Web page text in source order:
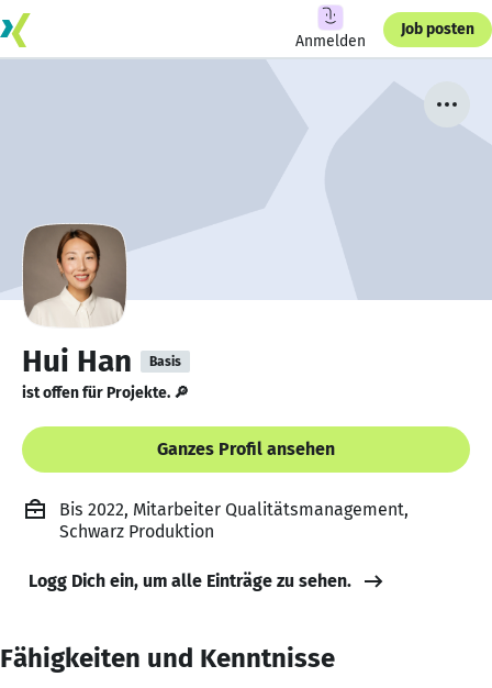
Anmelden
Job posten
Hui Han Basis
ist offen für Projekte. 🔎
Ganzes Profil ansehen
Bis 2022, Mitarbeiter Qualitätsmanagement,
Schwarz Produktion
Logg Dich ein, um alle Einträge zu sehen.
Fähigkeiten und Kenntnisse